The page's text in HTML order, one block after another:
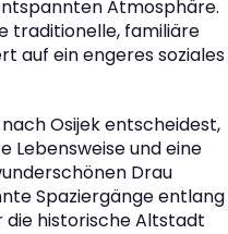
Atmosphäre.
traditionelle, familiäre
auf ein engeres soziales
Osijek entscheidest,
Lebensweise und eine
Drau
Spaziergänge entlang
die historische Altstadt